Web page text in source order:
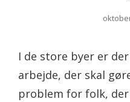
Posted
I de store byer er
arbejde, der skal
problem for folk,